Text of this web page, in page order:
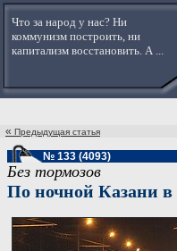
Что за народ у нас? Ни
коммунизм построить, ни
капитализм восстановить. А ...
« Предыдущая статья
№ 133 (4093)
Без тормозов
По ночной Казани